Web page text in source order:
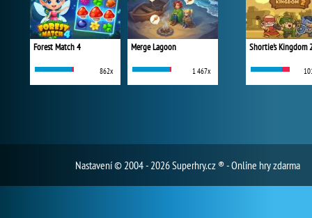
Forest Match 4
862x
Merge Lagoon
1 467x
Shortie's Kingdom
Nastavení© 2004 - 2026 Superhry.cz ® - Online hry zdarma